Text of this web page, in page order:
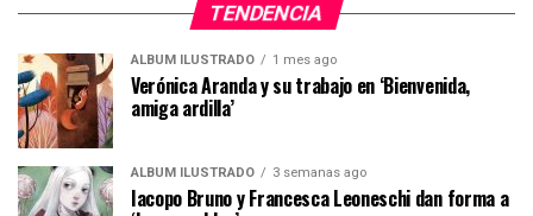
TENDENCIA
ÁLBUM ILUSTRADO 1 mes ago
Verónica Aranda y su trabajo en ‘Bienvenida,
amiga ardilla’
ÁLBUM ILUSTRADO 3 semanas ago
Iacopo Bruno y Francesca Leoneschi dan forma a